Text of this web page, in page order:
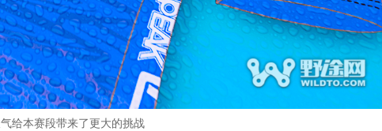
给本赛段带来了更大的挑战